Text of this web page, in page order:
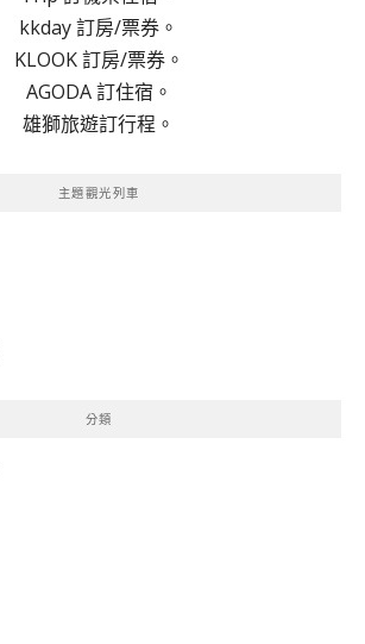
kkday 訂房/票券。
KLOOK 訂房/票券。
AGODA 訂住宿。
雄獅旅遊訂行程。
主題觀光列車
分類